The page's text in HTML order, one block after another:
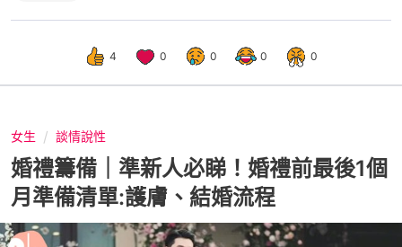
4 0 0 0 0
女生 談情說性
婚禮籌備｜準新人必睇！婚禮前最後1個
月準備清單:護膚、結婚流程